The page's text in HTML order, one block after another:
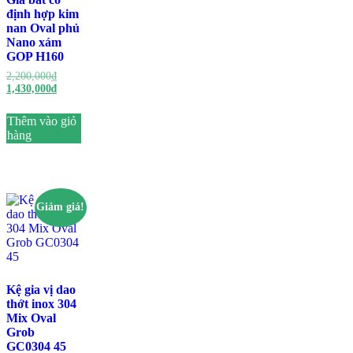
định hợp kim
nan Oval phủ
Nano xám
GOP H160
2,200,000₫Giá
gốc
2,200,000₫.
1,430,000₫Giá
tại
là:
Thêm vào giỏ
hàng
Giảm giá!
Kệ gia vị dao
thớt inox 304
Mix Oval
Grob
GC0304 45